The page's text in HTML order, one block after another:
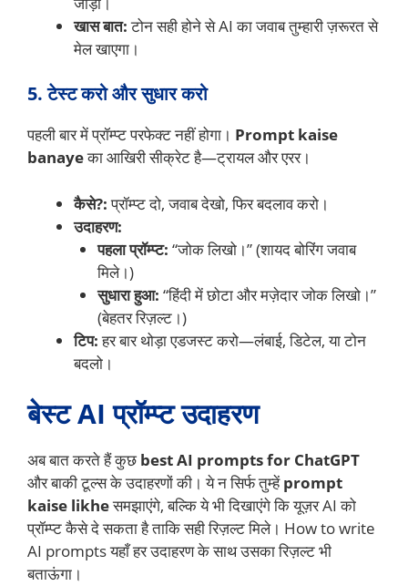
खास बात:टोन सही होने से AI का जवाब तुम्हारी ज़रूरत से
मेल खाएगा।
5. टेस्ट करो और सुधार करो
पहली बार में प्रॉम्प्ट परफेक्ट नहीं होगा। Prompt kaise
banayeका आखिरी सीक्रेट है—ट्रायल और एरर।
कैसे?:प्रॉम्प्ट दो, जवाब देखो, फिर बदलाव करो।
उदाहरण:
पहला प्रॉम्प्ट: “जोक लिखो।” (शायद बोरिंग जवाब
मिले।)
सुधारा हुआ: “हिंदी में छोटा और मज़ेदार जोक लिखो।”
(बेहतर रिज़ल्ट।)
टिप:हर बार थोड़ा एडजस्ट करो—लंबाई, डिटेल, या टोन
बदलो।
बेस्ट AI प्रॉम्प्ट उदाहरण
अब बात करते हैं कुछ best AI prompts for ChatGPT
और बाकी टूल्स के उदाहरणों की। ये न सिर्फ तुम्हेंprompt
kaise likheसमझाएंगे, बल्कि ये भी दिखाएंगे कि यूज़र AI को
प्रॉम्प्ट कैसे दे सकता है ताकि सही रिज़ल्ट मिले। How to write
AI prompts यहाँ हर उदाहरण के साथ उसका रिज़ल्ट भी
बताऊंगा।